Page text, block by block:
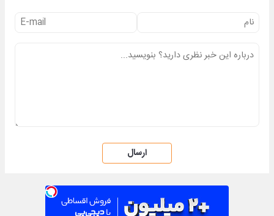
ارسال